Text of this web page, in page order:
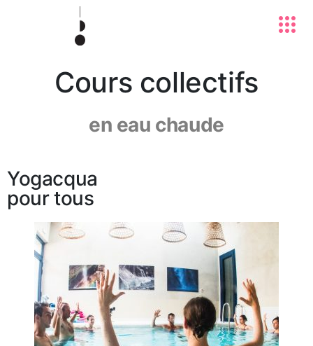
Cours collectifs
en eau chaude
Yogacqua
pour tous